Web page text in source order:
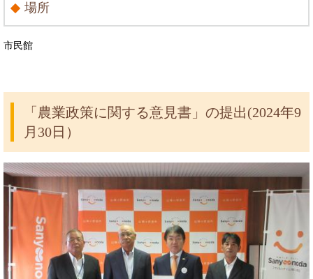
場所
市民館
「農業政策に関する意見書」の提出(2024年9
月30日）